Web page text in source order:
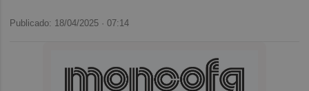
Publicado: 18/04/2025 ·07:14